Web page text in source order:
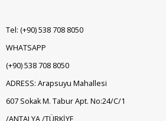
Tel:(+90)538 708 8050
WHATSAPP
(+90)538 708 8050
ADRESS: Arapsuyu Mahallesi
607 Sokak M. Tabur Apt. No:24/C/1
/ANTALYA /TÜRKİYE